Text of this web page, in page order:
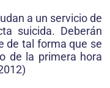
a un servicio de
suicida. Deberán
de tal forma que se
de la primera hora